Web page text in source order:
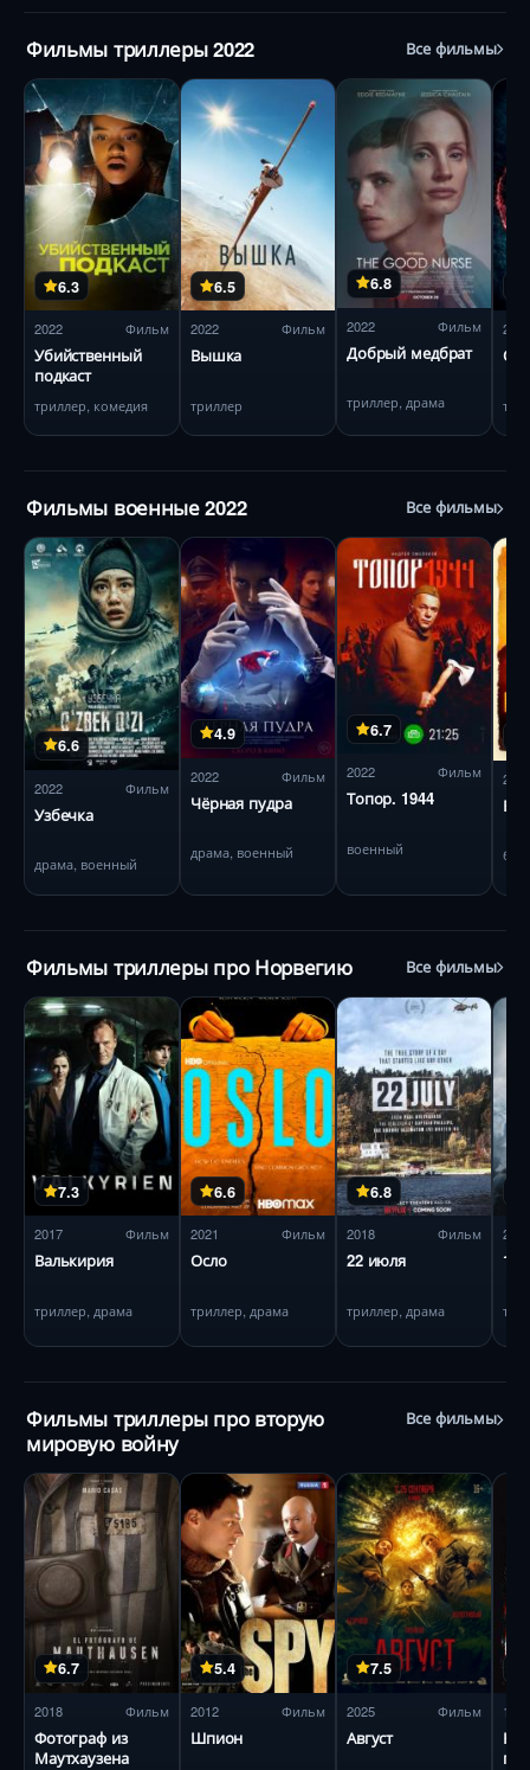
Фильмы триллеры 2022 Все фильмы
6.3
2022 Фильм
Убийственный
подкаст
триллер, комедия
6.5
2022 Фильм
Вышка
триллер
6.8
2022 Фильм
Добрый медбрат
триллер, драма
2022
Фильмы военные 2022 Все фильмы
6.6
2022 Фильм
Узбечка
драма, военный
4.9
2022 Фильм
Чёрная пудра
драма, военный
6.7
2022 Фильм
Топор. 1944
военный
2022
Фильмы триллеры про Норвегию Все фильмы
7.3
2017 Фильм
Валькирия
триллер, драма
6.6
2021 Фильм
Осло
триллер, драма
6.8
2018 Фильм
22 июля
триллер, драма
2017
12-
Фильмы триллеры про вторую
мировую войну
Все фильмы
6.7
2018 Фильм
Фотограф из
Маутхаузена
5.4
2012 Фильм
Шпион
7.5
2025 Фильм
Август
1957